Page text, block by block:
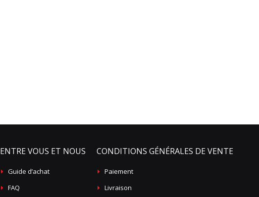
ENTRE VOUS ET NOUS
Guide d’achat
FAQ
CONDITIONS GÉNÉRALES DE VENTE
Paiement
Livraison